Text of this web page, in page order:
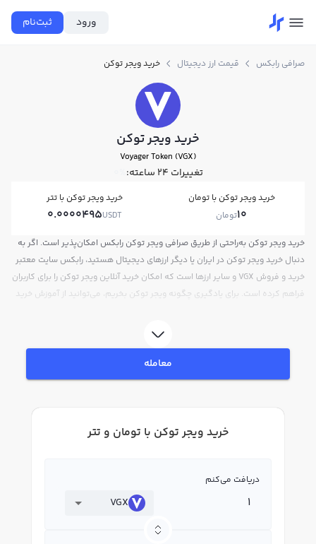
ورود ثبت‌نام
صرافی رابکس قیمت ارز دیجیتال خرید ویجر توکن
خرید ویجر توکن
Voyager Token (VGX)
تغییرات ۲۴ ساعته: 0%
خرید ویجر توکن با تومان
10تومان
خرید ویجر توکن با تتر
0.0000495USDT
خرید ویجر توکن به‌راحتی از طریق صرافی ویجر توکن رابکس امکان‌پذیر است. اگر به
دنبال خرید ویجر توکن در ایران یا دیگر ارزهای دیجیتال هستید، رابکس سایت معتبر
خرید و فروش VGX و سایر ارزها است که امکان خرید آنلاین ویجر توکن را برای کاربران
فراهم کرده است. برای یادگیری چگونه ویجر توکن بخریم، می‌توانید از آموزش خرید
توکن VGX بپردازید. در بازار رابکس، قیمت لحظه‌ای، نمودار و امکانات فروش ویجر
توکن نیز در دسترس شما قرار دارد تا بتوانید تصمیمات بهتری در معاملات خود
معامله
خرید ویجر توکن با تومان و تتر
دریافت می‌کنم
VGX